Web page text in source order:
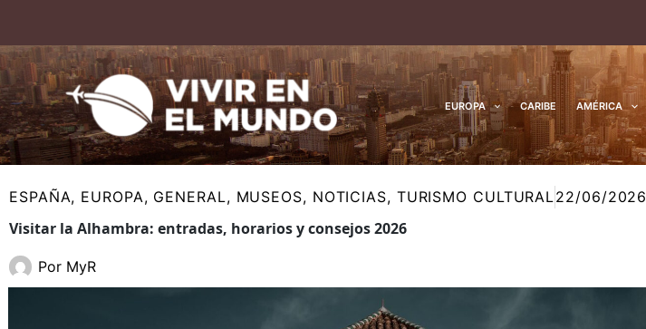
contenido
EUROPA CARIBE AMÉRICA
ESPAÑA, EUROPA, GENERAL, MUSEOS, NOTICIAS, TURISMO CULTURAL22/06/2026
Visitar la Alhambra: entradas, horarios y consejos 2026
Por MyR